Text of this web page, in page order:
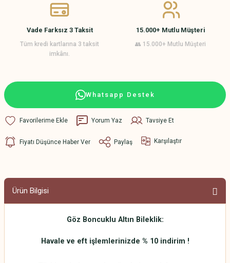
Vade Farksız 3 Taksit
Tüm kredi kartlarına 3 taksit
imkânı.
15.000+ Mutlu Müşteri
👥 15.000+ Mutlu Müşteri
Whatsapp Destek
Yorum Yaz Tavsiye Et
Fiyatı Düşünce Haber Ver Paylaş Karşılaştır
Ürün Bilgisi
Göz Boncuklu Altın Bileklik:
Havale ve eft işlemlerinizde % 10 indirim !